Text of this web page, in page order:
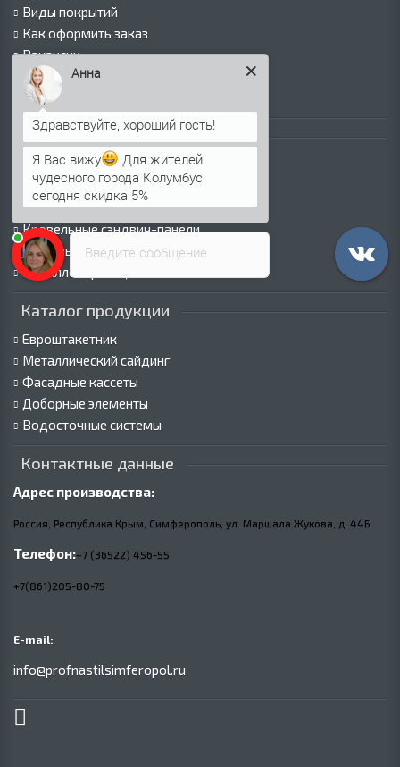
Виды покрытий
Как оформить заказ
Вакансии
Оплата
Пресс-центр
Каталог продукции
Профнастил для крыши
Профнастил для забора
Стеновой профнастил
Кровельные сэндвич-панели
Стеновые сэндвич-панели
Металлочерепица
Каталог продукции
Евроштакетник
Металлический сайдинг
Фасадные кассеты
Доборные элементы
Водосточные системы
Контактные данные
Адрес производства:
Россия, Республика Крым, Симферополь, ул. Маршала Жукова, д. 44Б
Телефон:+7 (36522) 456-55
+7(861)205-80-75
E-mail:
info@profnastilsimferopol.ru
Введите сообщение
Анна
Я Вас вижу
Для жителей
чудесного города Колумбус
сегодня скидка 5%